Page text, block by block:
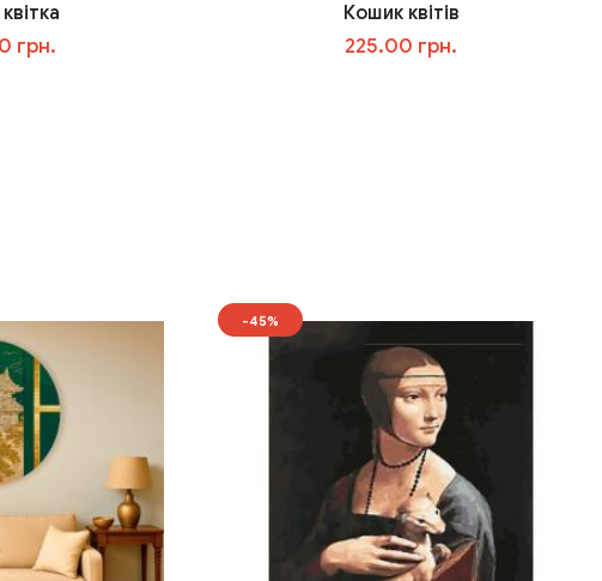
грн.
Кошик квітів
225.00 грн.
-45%